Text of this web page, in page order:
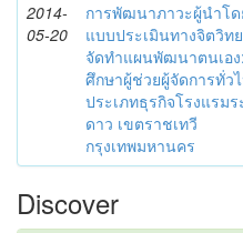
2014-
05-20
การพัฒนาภาวะผู้นำโ
แบบประเมินทางจิตวิท
จัดทำแผนพัฒนาตนเอ
ศึกษาผู้ช่วยผู้จัดการทั่ว
ประเภทธุรกิจโรงแรม
ดาว เขตราชเทวี
กรุงเทพมหานคร
Discover